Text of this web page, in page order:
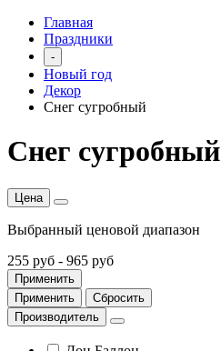
Главная
Праздники
-
Новый год
Декор
Снег сугробный
Снег сугробный
Цена
Выбранный ценовой диапазон
255 руб - 965 руб
Применить
Применить
Сбросить
Производитель